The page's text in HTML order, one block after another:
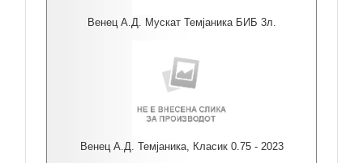
Венец А.Д. Мускат Темјаника БИБ 3л.
Венец А.Д. Темјаника, Класик 0.75 - 2023